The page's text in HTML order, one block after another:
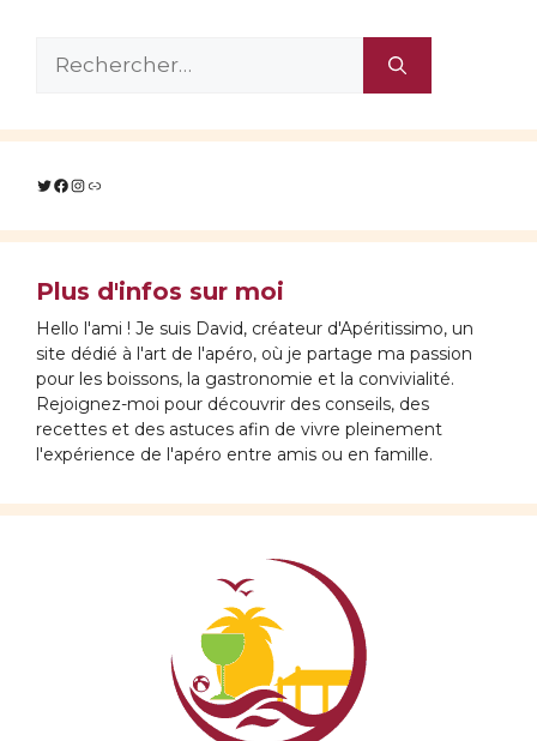
Rechercher :
Twitter
Facebook
Instagram
Lien
Plus d'infos sur moi
Hello l'ami ! Je suis David, créateur d'Apéritissimo, un
site dédié à l'art de l'apéro, où je partage ma passion
pour les boissons, la gastronomie et la convivialité.
Rejoignez-moi pour découvrir des conseils, des
recettes et des astuces afin de vivre pleinement
l'expérience de l'apéro entre amis ou en famille.